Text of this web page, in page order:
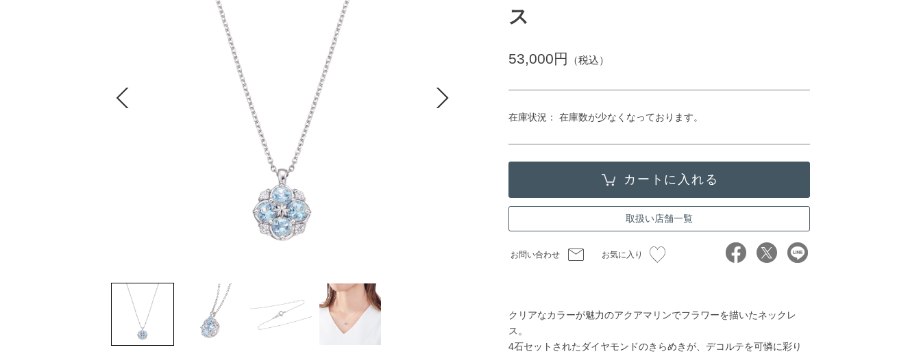
ス
53,000円 （税込）
在庫状況： 在庫数が少なくなっております。
取扱い店舗一覧
お問い合わせ お気に入り
クリアなカラーが魅力のアクアマリンでフラワーを描いたネックレ
ス。
4石セットされたダイヤモンドのきらめきが、デコルテを可憐に彩り